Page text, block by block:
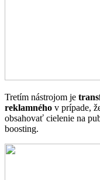
Tretím nástrojom je
reklamného v prípade,
obsahovať cielenie na
boosting.